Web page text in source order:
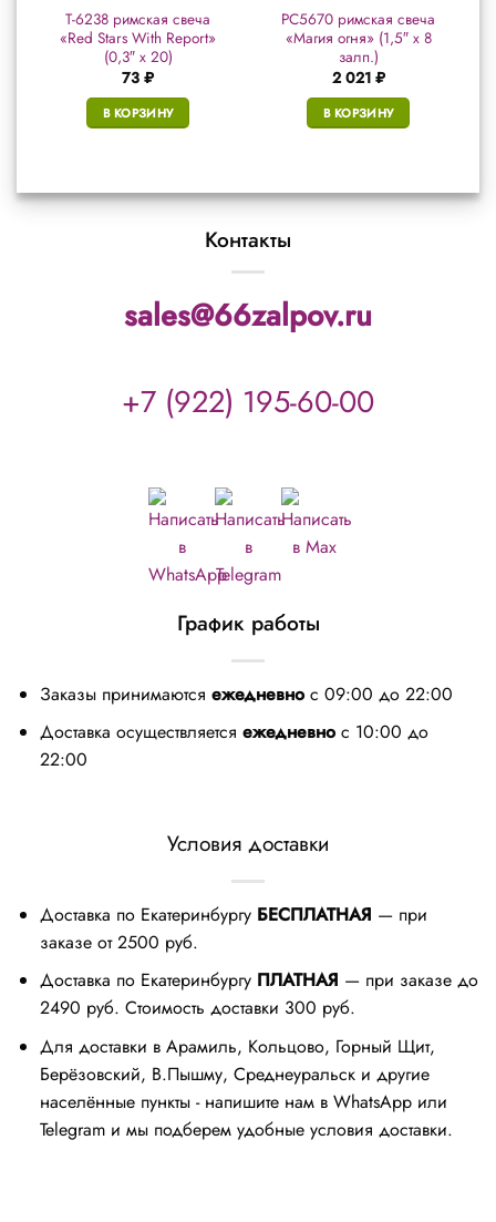
T-6238 римская свеча
«Red Stars With Report»
(0,3″ х 20)
73 ₽
В КОРЗИНУ
РС5670 римская свеча
«Магия огня» (1,5″ х 8
залп.)
2 021 ₽
В КОРЗИНУ
Контакты
sales@66zalpov.ru
+7 (922) 195-60-00
График работы
Заказы принимаются ежедневнос 09:00 до 22:00
Доставка осуществляется ежедневнос 10:00 до
22:00
Условия доставки
Доставка по Екатеринбургу БЕСПЛАТНАЯ — при
заказе от 2500 руб.
Доставка по Екатеринбургу ПЛАТНАЯ — при заказе до
2490 руб. Стоимость доставки 300 руб.
Для доставки в Арамиль, Кольцово, Горный Щит,
Берёзовский, В.Пышму, Среднеуральск и другие
населённые пункты - напишите нам в WhatsApp или
Telegram и мы подберем удобные условия доставки.